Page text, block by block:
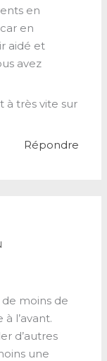
en
en
aidé et
avez
à très vite sur
Répondre
moins de
à l’avant.
d’autres
une